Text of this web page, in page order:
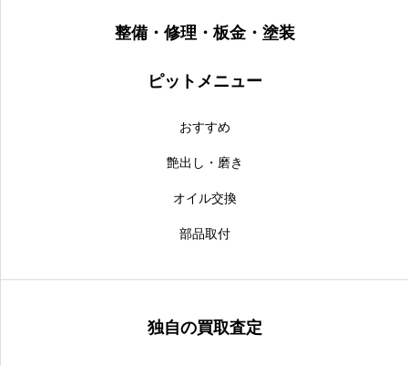
整備・修理・板金・塗装
ピットメニュー
おすすめ
艶出し・磨き
オイル交換
部品取付
独自の買取査定